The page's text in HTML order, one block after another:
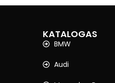
KATALOGAS
BMW
Audi